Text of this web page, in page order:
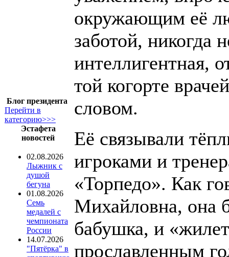
Блог президента
Перейти в
категорию>>>
Эстафета
новостей
02.08.2026
Лыжник с
душой
бегуна
01.08.2026
Семь
медалей с
чемпионата
России
14.07.2026
"Пятёрка" в
окружающим её
заботой, никогда
интеллигентная,
той когорте
словом.
Её связывали
игроками и
«Торпедо». Как
Михайловна, она
бабушка, и
прославленным